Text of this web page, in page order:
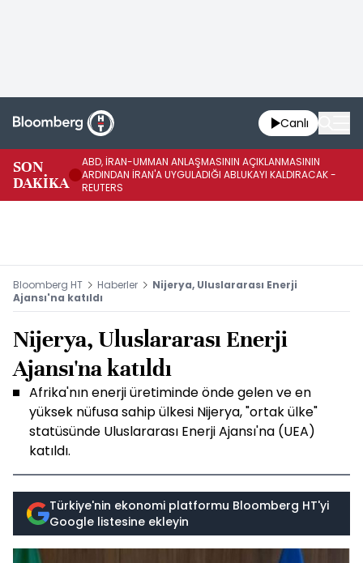
Canlı
SON
DAKİKA
ABD, İRAN-UMMAN ANLAŞMASININ AÇIKLANMASININ
ARDINDAN İRAN'A UYGULADIĞI ABLUKAYI KALDIRACAK -
REUTERS
Bloomberg HT Haberler
Nijerya, Uluslararası Enerji
Ajansı'na katıldı
Nijerya, Uluslararası Enerji
Ajansı'na katıldı
Afrika'nın enerji üretiminde önde gelen ve en
yüksek nüfusa sahip ülkesi Nijerya, "ortak ülke"
statüsünde Uluslararası Enerji Ajansı'na (UEA)
katıldı.
Türkiye'nin ekonomi platformu Bloomberg HT'yi
Google listesine ekleyin